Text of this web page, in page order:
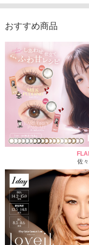
2,598円(税込)
おすすめ商品
佐